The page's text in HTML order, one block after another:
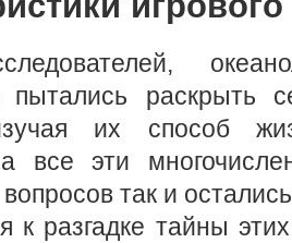
пытались раскрыть
их способ
все эти
так и
к разгадке тайны